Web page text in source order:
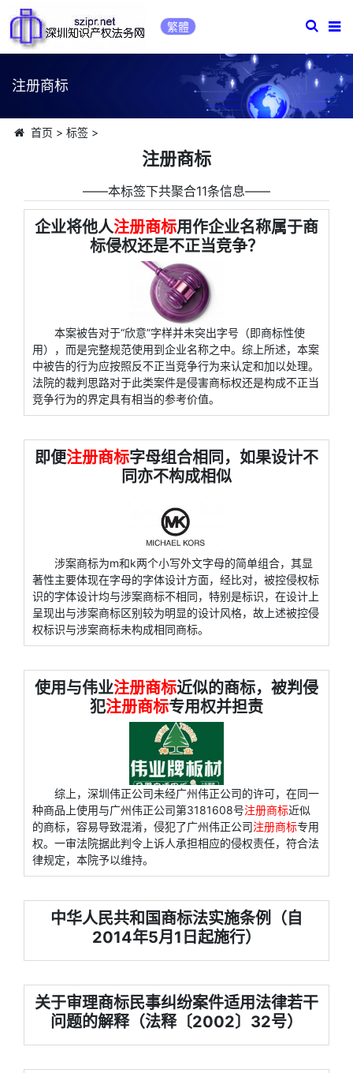
繁體
注册商标
首页 > 标签>
注册商标
――本标签下共聚合11条信息――
企业将他人注册商标用作企业名称属于商
标侵权还是不正当竞争？
本案被告对于“欣意”字样并未突出字号（即商标性使
用），而是完整规范使用到企业名称之中。综上所述，本案
中被告的行为应按照反不正当竞争行为来认定和加以处理。
法院的裁判思路对于此类案件是侵害商标权还是构成不正当
竞争行为的界定具有相当的参考价值。
即便注册商标字母组合相同，如果设计不
同亦不构成相似
涉案商标为m和k两个小写外文字母的简单组合，其显
著性主要体现在字母的字体设计方面，经比对，被控侵权标
识的字体设计均与涉案商标不相同，特别是标识，在设计上
呈现出与涉案商标区别较为明显的设计风格，故上述被控侵
权标识与涉案商标未构成相同商标。
使用与伟业注册商标近似的商标，被判侵
犯注册商标专用权并担责
综上，深圳伟正公司未经广州伟正公司的许可，在同一
种商品上使用与广州伟正公司第3181608号注册商标近似
的商标，容易导致混淆，侵犯了广州伟正公司注册商标专用
权。一审法院据此判令上诉人承担相应的侵权责任，符合法
律规定，本院予以维持。
中华人民共和国商标法实施条例（自
2014年5月1日起施行）
关于审理商标民事纠纷案件适用法律若干
问题的解释（法释〔2002〕32号）